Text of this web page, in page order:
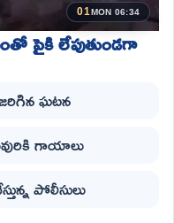
01MON 06:34
పైకి లేపుతుండగా
ఘటన
గాయాలు
పోలీసులు